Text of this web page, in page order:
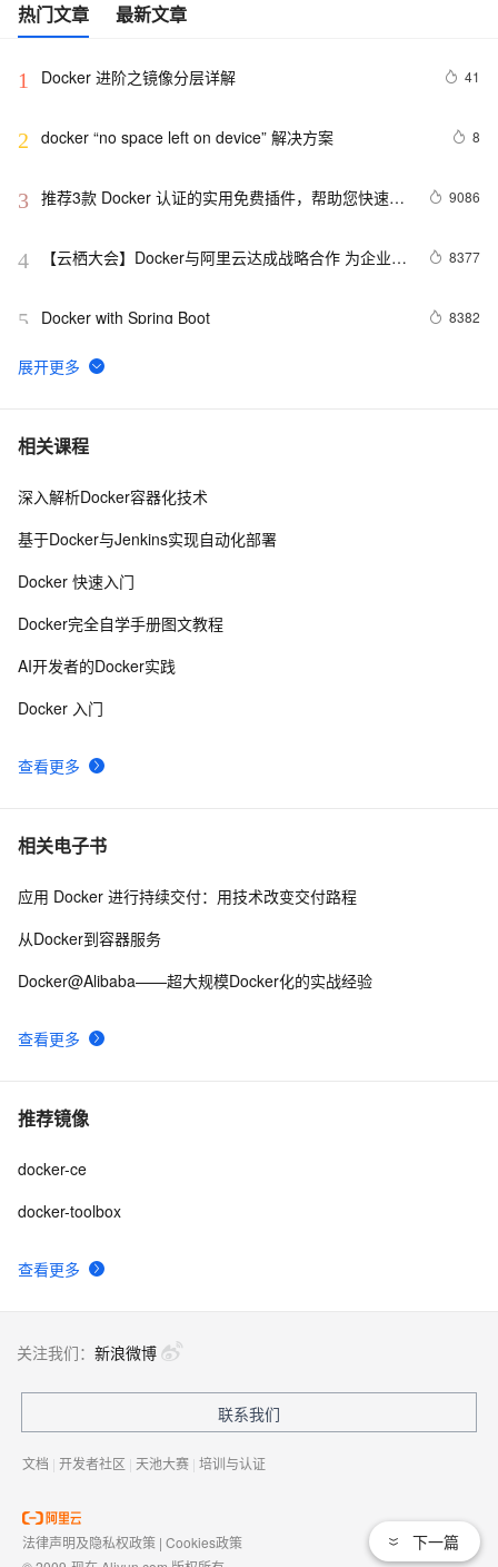
热门文章 最新文章
1 Docker 进阶之镜像分层详解 41
2 docker “no space left on device” 解决方案 8
3 推荐3款 Docker 认证的实用免费插件，帮助您快速构
9086
4
【云栖大会】Docker与阿里云达成战略合作 为企业级
8377
5 Docker with Spring Boot 8382
6 Docker镜像：Ubuntu支持systemctl、SSH和VNC
7 Docker启动后怎样运行jar包文件
8 Docker私有仓库
10Docker Hub 现在是需要付费才能使用其全部功能?
相关课程
查看更多
深入解析Docker容器化技术
基于Docker与Jenkins实现自动化部署
Docker 快速入门
Docker完全自学手册图文教程
AI开发者的Docker实践
Docker 入门
相关电子书
查看更多
应用 Docker 进行持续交付：用技术改变交付路程
从Docker到容器服务
Docker@Alibaba——超大规模Docker化的实战经验
推荐镜像
查看更多
docker-ce
docker-toolbox
下一篇
关注我们： 新浪微博
联系我们
文档 | 开发者社区 | 天池大赛 | 培训与认证
法律声明及隐私权政策 | Cookies政策